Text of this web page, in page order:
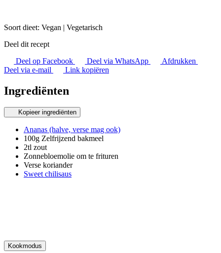
Soort dieet: Vegan | Vegetarisch
Deel dit recept
Deel op Facebook
Deel via WhatsApp
Afdrukken
Deel via e-mail
Link kopiëren
Ingrediënten
Kopieer ingrediënten
Ananas (halve, verse mag ook)
100g Zelfrijzend bakmeel
2tl zout
Zonnebloemolie om te frituren
Verse koriander
Sweet chilisaus
Kookmodus